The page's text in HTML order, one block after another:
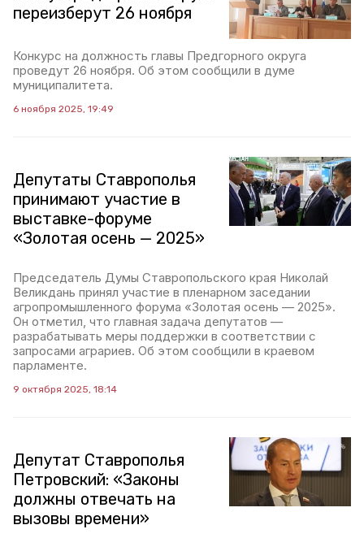
переизберут 26 ноября
Конкурс на должность главы Предгорного округа
проведут 26 ноября. Об этом сообщили в думе
муниципалитета.
6 ноября 2025, 19:49
Депутаты Ставрополья
принимают участие в
выставке-форуме
«Золотая осень — 2025»
Председатель Думы Ставропольского края Николай
Великдань принял участие в пленарном заседании
агропромышленного форума «Золотая осень — 2025».
Он отметил, что главная задача депутатов —
разрабатывать меры поддержки в соответствии с
запросами аграриев. Об этом сообщили в краевом
парламенте.
9 октября 2025, 18:14
Депутат Ставрополья
Петровский: «Законы
должны отвечать на
вызовы времени»